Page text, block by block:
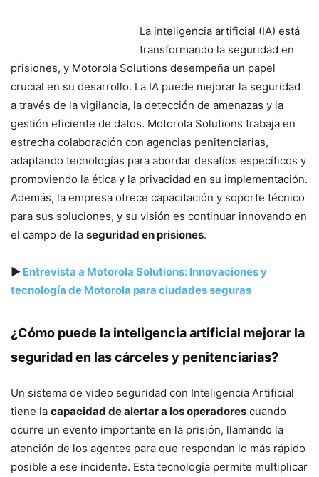
La inteligencia artificial (IA) está
transformando la seguridad en
prisiones, y Motorola Solutions desempeña un papel
crucial en su desarrollo. La IA puede mejorar la seguridad
a través de la vigilancia, la detección de amenazas y la
gestión eficiente de datos. Motorola Solutions trabaja en
estrecha colaboración con agencias penitenciarias,
adaptando tecnologías para abordar desafíos específicos y
promoviendo la ética y la privacidad en su implementación.
Además, la empresa ofrece capacitación y soporte técnico
para sus soluciones, y su visión es continuar innovando en
el campo de la seguridad en prisiones.
▶ Entrevista a Motorola Solutions: Innovaciones y
tecnología de Motorola para ciudades seguras
¿Cómo puede la inteligencia artificial mejorar la
seguridad en las cárceles y penitenciarias?
Un sistema de video seguridad con Inteligencia Artificial
tiene la capacidad de alertar a los operadores cuando
ocurre un evento importante en la prisión, llamando la
atención de los agentes para que respondan lo más rápido
posible a ese incidente. Esta tecnología permite multiplicar